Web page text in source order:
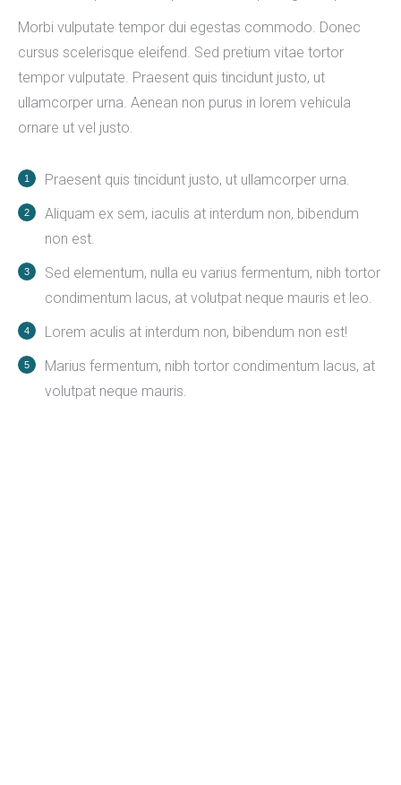
Morbi vulputate tempor dui egestas commodo. Donec
cursus scelerisque eleifend. Sed pretium vitae tortor
tempor vulputate. Praesent quis tincidunt justo, ut
ullamcorper urna. Aenean non purus in lorem vehicula
ornare ut vel justo.
Praesent quis tincidunt justo, ut ullamcorper urna.
Aliquam ex sem, iaculis at interdum non, bibendum
non est.
Sed elementum, nulla eu varius fermentum, nibh tortor
condimentum lacus, at volutpat neque mauris et leo.
Lorem aculis at interdum non, bibendum non est!
Мarius fermentum, nibh tortor condimentum lacus, at
volutpat neque mauris.